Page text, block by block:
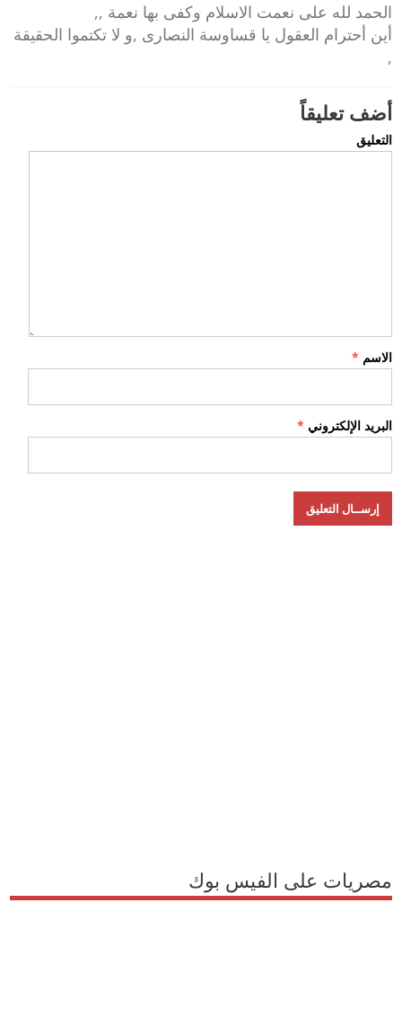
الحمد لله على نعمت الاسلام وكفى بها نعمة ,,
أين أحترام العقول يا قساوسة النصارى ,و لا تكتموا الحقيقة
,
أضف تعليقاً
التعليق
الاسم *
البريد الإلكتروني *
مصريات على الفيس بوك